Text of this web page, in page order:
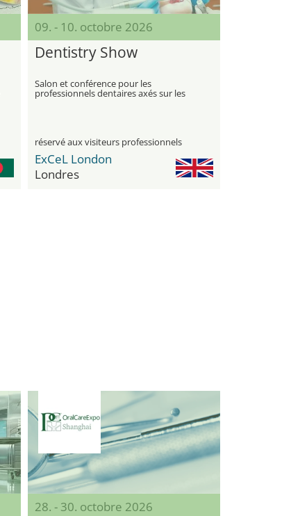
09. - 10. octobre 2026
Dentistry Show
Salon et conférence pour les
professionnels dentaires axés sur les
innovations et la formation
réservé aux visiteurs professionnels
ExCeL London
Londres
28. - 30. octobre 2026